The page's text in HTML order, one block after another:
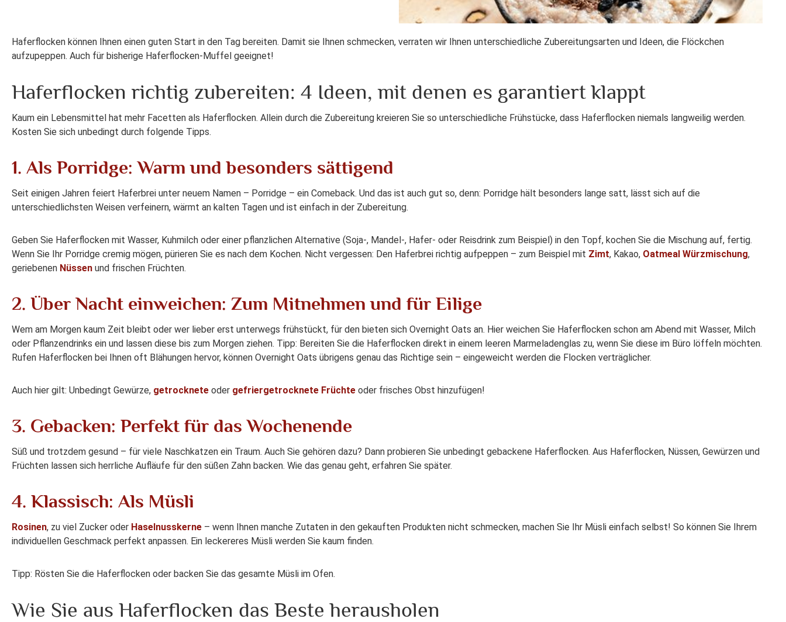
Haferflocken können Ihnen einen guten Start in den Tag bereiten. Damit sie Ihnen schmecken, verraten wir Ihnen unterschiedliche Zubereitungsarten und Ideen, die Flöckchen
aufzupeppen. Auch für bisherige Haferflocken-Muffel geeignet!
Haferflocken richtig zubereiten: 4 Ideen, mit denen es garantiert klappt
Kaum ein Lebensmittel hat mehr Facetten als Haferflocken. Allein durch die Zubereitung kreieren Sie so unterschiedliche Frühstücke, dass Haferflocken niemals langweilig werden.
Kosten Sie sich unbedingt durch folgende Tipps.
1. Als Porridge: Warm und besonders sättigend
Seit einigen Jahren feiert Haferbrei unter neuem Namen – Porridge – ein Comeback. Und das ist auch gut so, denn: Porridge hält besonders lange satt, lässt sich auf die
unterschiedlichsten Weisen verfeinern, wärmt an kalten Tagen und ist einfach in der Zubereitung.
Geben Sie Haferflocken mit Wasser, Kuhmilch oder einer pflanzlichen Alternative (Soja-, Mandel-, Hafer- oder Reisdrink zum Beispiel) in den Topf, kochen Sie die Mischung auf, fertig.
Wenn Sie Ihr Porridge cremig mögen, pürieren Sie es nach dem Kochen. Nicht vergessen: Den Haferbrei richtig aufpeppen – zum Beispiel mit Zimt, Kakao, Oatmeal Würzmischung,
geriebenen Nüssen und frischen Früchten.
2. Über Nacht einweichen: Zum Mitnehmen und für Eilige
Wem am Morgen kaum Zeit bleibt oder wer lieber erst unterwegs frühstückt, für den bieten sich Overnight Oats an. Hier weichen Sie Haferflocken schon am Abend mit Wasser, Milch
oder Pflanzendrinks ein und lassen diese bis zum Morgen ziehen. Tipp: Bereiten Sie die Haferflocken direkt in einem leeren Marmeladenglas zu, wenn Sie diese im Büro löffeln möchten.
Rufen Haferflocken bei Ihnen oft Blähungen hervor, können Overnight Oats übrigens genau das Richtige sein – eingeweicht werden die Flocken verträglicher.
Auch hier gilt: Unbedingt Gewürze, getrocknete oder gefriergetrocknete Früchte oder frisches Obst hinzufügen!
3. Gebacken: Perfekt für das Wochenende
Süß und trotzdem gesund – für viele Naschkatzen ein Traum. Auch Sie gehören dazu? Dann probieren Sie unbedingt gebackene Haferflocken. Aus Haferflocken, Nüssen, Gewürzen und
Früchten lassen sich herrliche Aufläufe für den süßen Zahn backen. Wie das genau geht, erfahren Sie später.
4. Klassisch: Als Müsli
Rosinen, zu viel Zucker oder Haselnusskerne – wenn Ihnen manche Zutaten in den gekauften Produkten nicht schmecken, machen Sie Ihr Müsli einfach selbst! So können Sie Ihrem
individuellen Geschmack perfekt anpassen. Ein leckereres Müsli werden Sie kaum finden.
Tipp: Rösten Sie die Haferflocken oder backen Sie das gesamte Müsli im Ofen.
Wie Sie aus Haferflocken das Beste herausholen